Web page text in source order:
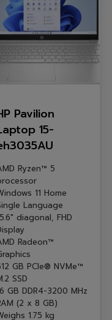
Pavilion
15-
Ryzen™ 5
11 Home
Language
diagonal, FHD
Radeon™
GB PCIe® NVMe™
SSD
GB DDR4-3200 MHz
(2 x 8 GB)
1.75 kg